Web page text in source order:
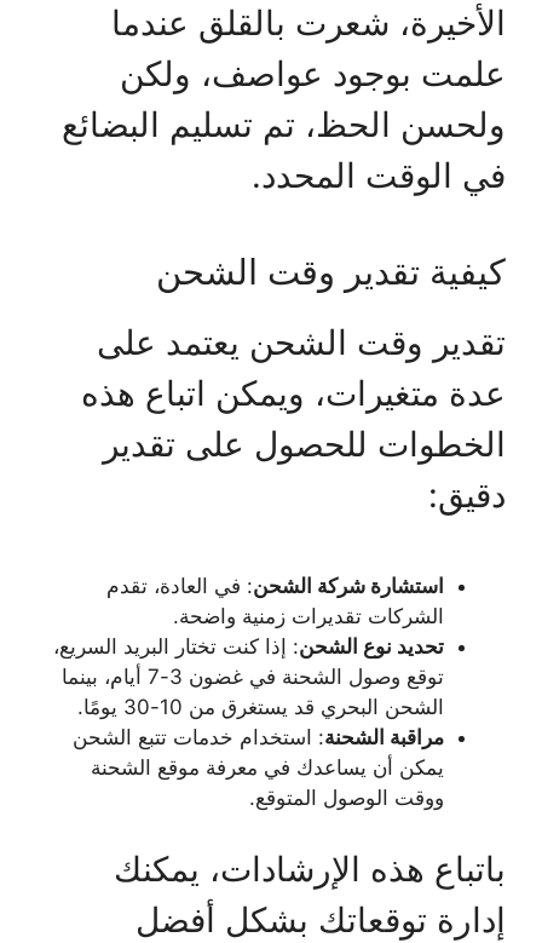
الأخيرة، شعرت بالقلق عندما
علمت بوجود عواصف، ولكن
ولحسن الحظ، تم تسليم البضائع
في الوقت المحدد.
كيفية تقدير وقت الشحن
تقدير وقت الشحن يعتمد على
عدة متغيرات، ويمكن اتباع هذه
الخطوات للحصول على تقدير
دقيق:
استشارة شركة الشحن: في العادة، تقدم
الشركات تقديرات زمنية واضحة.
تحديد نوع الشحن: إذا كنت تختار البريد السريع،
توقع وصول الشحنة في غضون 3-7 أيام، بينما
الشحن البحري قد يستغرق من 10-30 يومًا.
مراقبة الشحنة: استخدام خدمات تتبع الشحن
يمكن أن يساعدك في معرفة موقع الشحنة
ووقت الوصول المتوقع.
باتباع هذه الإرشادات، يمكنك
إدارة توقعاتك بشكل أفضل